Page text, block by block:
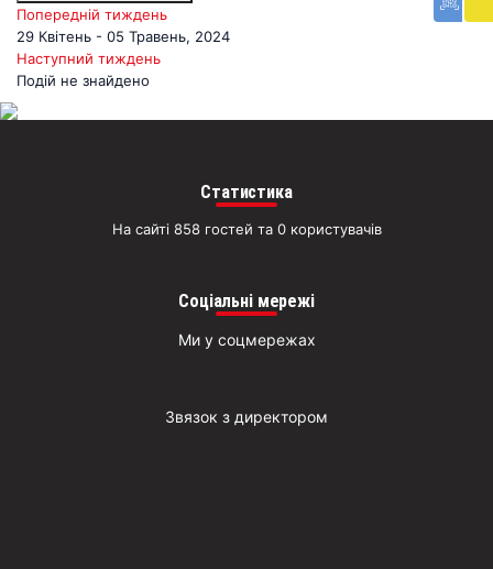
Попередній тиждень
29 Квітень - 05 Травень, 2024
Наступний тиждень
Подій не знайдено
Статистика
На сайті 858 гостей та 0 користувачів
Соціальні мережі
Ми у соцмережах
Звязок з директором